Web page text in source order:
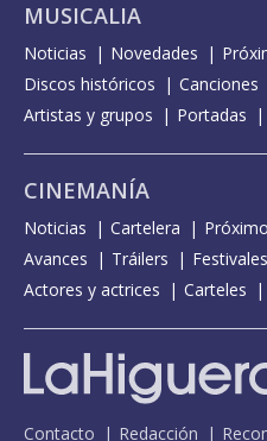
MUSICALIA
Noticias Novedades
Discos históricos
Canciones
Artistas y grupos
Portadas
CINEMANÍA
Noticias Cartelera
Avances
Tráilers
Actores y actrices
Carteles
Contacto Redacción